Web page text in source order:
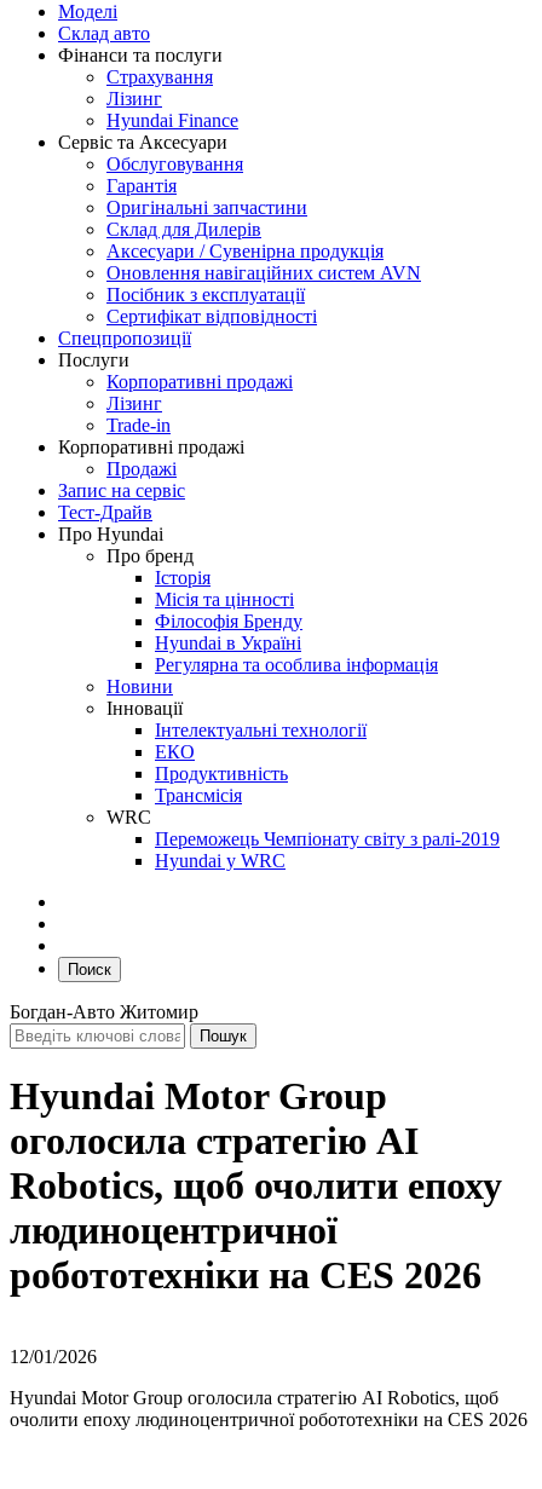
Моделі
Склад авто
Фінанси та послуги
Страхування
Лізинг
Hyundai Finance
Сервіс та Аксесуари
Обслуговування
Гарантія
Оригінальні запчастини
Склад для Дилерів
Аксесуари / Сувенірна продукція
Оновлення навігаційних систем AVN
Посібник з експлуатації
Сертифікат відповідності
Спецпропозиції
Послуги
Корпоративні продажі
Лізинг
Trade-in
Корпоративні продажі
Продажі
Запис на сервіс
Тест-Драйв
Про Hyundai
Про бренд
Історія
Місія та цінності
Філософія Бренду
Hyundai в Україні
Регулярна та особлива інформація
Новини
Інновації
Інтелектуальні технології
ЕКО
Продуктивність
Трансмісія
WRC
Переможець Чемпіонату світу з ралі-2019
Hyundai у WRC
Поиск
Богдан-Авто Житомир
Hyundai Motor Group
оголосила стратегію AI
Robotics, щоб очолити епоху
людиноцентричної
робототехніки на CES 2026
12/01/2026
Hyundai Motor Group оголосила стратегію AI Robotics, щоб
очолити епоху людиноцентричної робототехніки на CES 2026